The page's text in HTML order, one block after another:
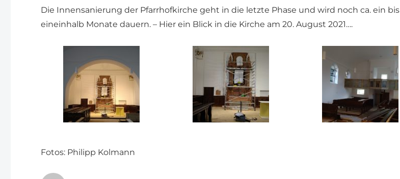
Die Innensanierung der Pfarrhofkirche geht in die letzte Phase und wird noch ca. ein bis
eineinhalb Monate dauern. – Hier ein Blick in die Kirche am 20. August 2021….
Fotos: Philipp Kolmann